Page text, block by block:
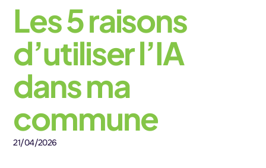
Les 5 raisons
d’utiliser l’IA
dans ma
commune
21/04/2026